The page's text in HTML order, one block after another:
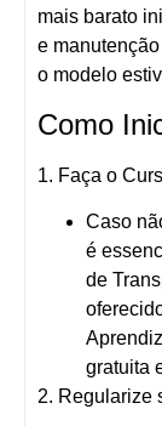
mais barato
e
o modelo
Como
1. Faça o
Caso
é
de
gratuita
2. Regularize